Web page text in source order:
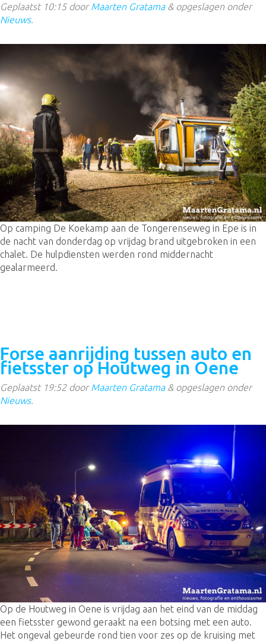
Geplaatst 10:15doorMaarten Gratama &opgeslagen onder
Nieuws.
Op camping De Koekamp aan de Tongerenseweg in Epe is in
de nacht van donderdag op vrijdag brand uitgebroken in een
chalet. De hulpdiensten werden rond middernacht
gealarmeerd.
Forse aanrijding tussen auto en
fietsster op Houtweg in Oene
Geplaatst 19:52doorMaarten Gratama &opgeslagen onder
Nieuws.
Op de Houtweg in Oene is vrijdag aan het eind van de middag
een fietsster gewond geraakt na een botsing met een auto.
Het ongeval gebeurde rond tien voor zes op de kruising met